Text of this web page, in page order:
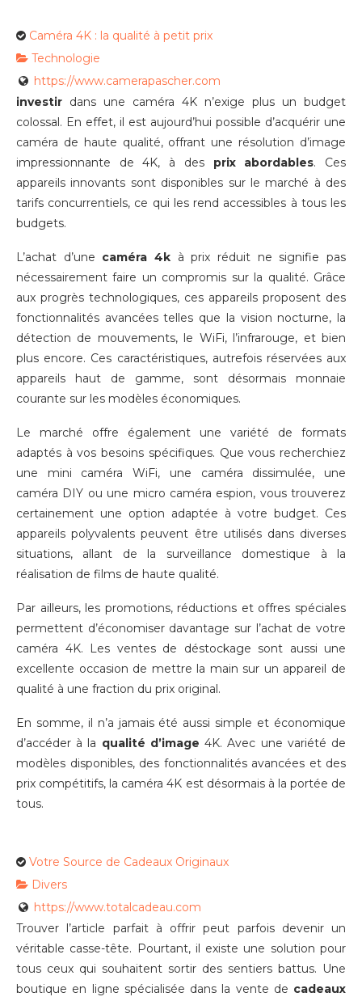
Caméra 4K : la qualité à petit prix
Technologie
https://www.camerapascher.com
investir dans une caméra 4K n’exige plus un budget
colossal. En effet, il est aujourd’hui possible d’acquérir une
caméra de haute qualité, offrant une résolution d’image
impressionnante de 4K, à des prix abordables. Ces
appareils innovants sont disponibles sur le marché à des
tarifs concurrentiels, ce qui les rend accessibles à tous les
budgets.
L’achat d’une caméra 4k à prix réduit ne signifie pas
nécessairement faire un compromis sur la qualité. Grâce
aux progrès technologiques, ces appareils proposent des
fonctionnalités avancées telles que la vision nocturne, la
détection de mouvements, le WiFi, l’infrarouge, et bien
plus encore. Ces caractéristiques, autrefois réservées aux
appareils haut de gamme, sont désormais monnaie
courante sur les modèles économiques.
Le marché offre également une variété de formats
adaptés à vos besoins spécifiques. Que vous recherchiez
une mini caméra WiFi, une caméra dissimulée, une
caméra DIY ou une micro caméra espion, vous trouverez
certainement une option adaptée à votre budget. Ces
appareils polyvalents peuvent être utilisés dans diverses
situations, allant de la surveillance domestique à la
réalisation de films de haute qualité.
Par ailleurs, les promotions, réductions et offres spéciales
permettent d’économiser davantage sur l’achat de votre
caméra 4K. Les ventes de déstockage sont aussi une
excellente occasion de mettre la main sur un appareil de
qualité à une fraction du prix original.
En somme, il n’a jamais été aussi simple et économique
d’accéder à la qualité d’image 4K. Avec une variété de
modèles disponibles, des fonctionnalités avancées et des
prix compétitifs, la caméra 4K est désormais à la portée de
tous.
Votre Source de Cadeaux Originaux
Divers
https://www.totalcadeau.com
Trouver l’article parfait à offrir peut parfois devenir un
véritable casse-tête. Pourtant, il existe une solution pour
tous ceux qui souhaitent sortir des sentiers battus. Une
boutique en ligne spécialisée dans la vente de cadeaux